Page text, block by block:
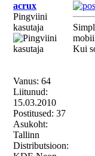
acrux
Pingviini
kasutaja
Vanus: 64
Liitunud:
15.03.2010
Postitused: 37
Asukoht:
Tallinn
Distributsioon:
Kui